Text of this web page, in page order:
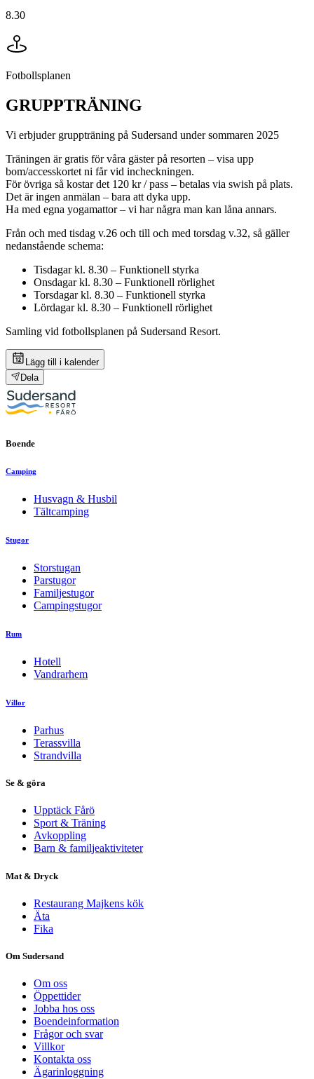
8.30
Fotbollsplanen
GRUPPTRÄNING
Vi erbjuder gruppträning på Sudersand under sommaren 2025
Träningen är gratis för våra gäster på resorten – visa upp
bom/accesskortet ni får vid incheckningen.
För övriga så kostar det 120 kr / pass – betalas via swish på plats.
Det är ingen anmälan – bara att dyka upp.
Ha med egna yogamattor – vi har några man kan låna annars.
Från och med tisdag v.26 och till och med torsdag v.32, så gäller
nedanstående schema:
Tisdagar kl. 8.30 – Funktionell styrka
Onsdagar kl. 8.30 – Funktionell rörlighet
Torsdagar kl. 8.30 – Funktionell styrka
Lördagar kl. 8.30 – Funktionell rörlighet
Samling vid fotbollsplanen på Sudersand Resort.
Lägg till i kalender
Dela
Boende
Camping
Husvagn & Husbil
Tältcamping
Stugor
Storstugan
Parstugor
Familjestugor
Campingstugor
Rum
Hotell
Vandrarhem
Villor
Parhus
Terassvilla
Strandvilla
Se & göra
Upptäck Fårö
Sport & Träning
Avkoppling
Barn & familjeaktiviteter
Mat & Dryck
Restaurang Majkens kök
Äta
Fika
Om Sudersand
Om oss
Öppettider
Jobba hos oss
Boendeinformation
Frågor och svar
Villkor
Kontakta oss
Ägarinloggning